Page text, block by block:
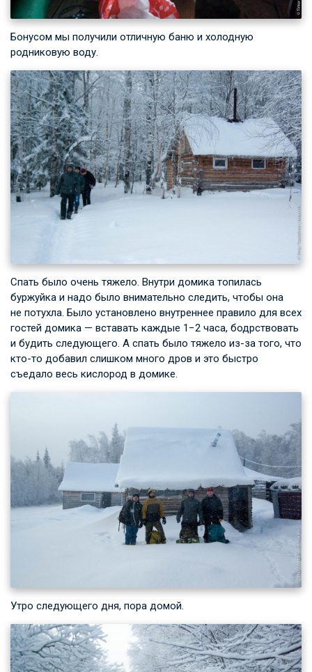
Бонусом мы получили отличную баню и холодную
родниковую воду.
Спать было очень тяжело. Внутри домика топилась
буржуйка и надо было внимательно следить, чтобы она
не потухла. Было установлено внутреннее правило для всех
гостей домика — вставать каждые 1−2 часа, бодрствовать
и будить следующего. А спать было тяжело из-за того, что
кто-то добавил слишком много дров и это быстро
съедало весь кислород в домике.
Утро следующего дня, пора домой.